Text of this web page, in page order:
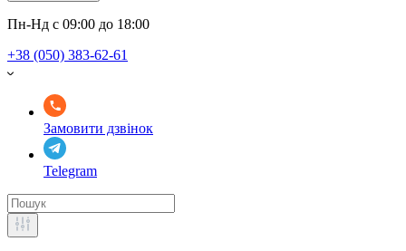
Пн-Нд с 09:00 до 18:00
+38 (050) 383-62-61
Замовити дзвінок
Telegram